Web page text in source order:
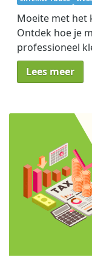
Moeite met het
Ontdek hoe je
professioneel
Lees meer